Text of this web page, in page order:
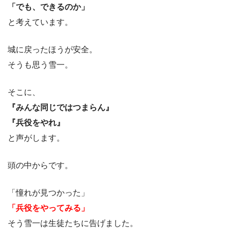
「でも、できるのか」
と考えています。
城に戻ったほうが安全。
そうも思う雪一。
そこに、
『みんな同じではつまらん』
『兵役をやれ』
と声がします。
頭の中からです。
「憧れが見つかった」
「兵役をやってみる」
そう雪一は生徒たちに告げました。